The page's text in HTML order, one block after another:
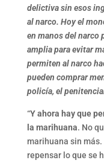
delictiva sin esos
al narco. Hoy el
en manos del narco
amplia para evitar
permiten al narco
pueden comprar
policía, el
“Y ahora hay que
la marihuana. No
marihuana sin más.
repensar lo que se